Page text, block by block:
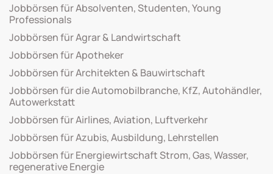
Jobbörsen für Absolventen, Studenten, Young
Professionals
Jobbörsen für Agrar & Landwirtschaft
Jobbörsen für Apotheker
Jobbörsen für Architekten & Bauwirtschaft
Jobbörsen für die Automobilbranche, KfZ, Autohändler,
Autowerkstatt
Jobbörsen für Airlines, Aviation, Luftverkehr
Jobbörsen für Azubis, Ausbildung, Lehrstellen
Jobbörsen für Energiewirtschaft Strom, Gas, Wasser,
regenerative Energie